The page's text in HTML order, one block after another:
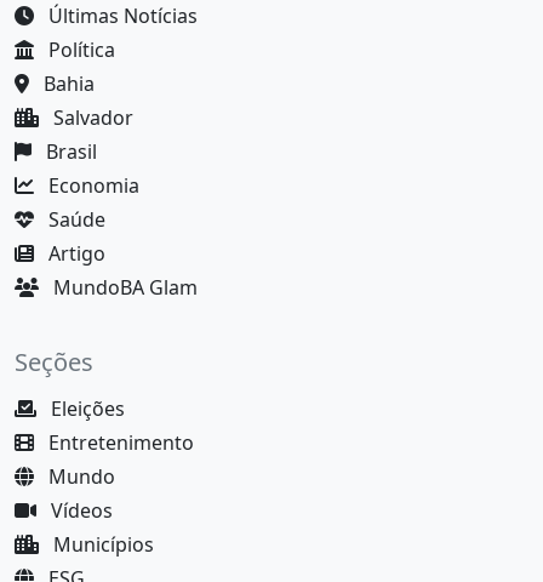
Últimas Notícias
Política
Bahia
Salvador
Brasil
Economia
Saúde
Artigo
MundoBA Glam
Seções
Eleições
Entretenimento
Mundo
Vídeos
Municípios